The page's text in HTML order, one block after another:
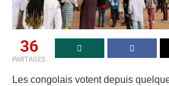
36
PARTAGES
Les congolais votent depuis